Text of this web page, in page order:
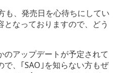
も、発売日を心待ちにしてい
なっておりますので、どう
のアップデートが予定されて
、｢SAO｣を知らない方もぜ